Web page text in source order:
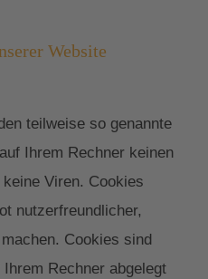
Website
teilweise so genannte
Ihrem Rechner keinen
Viren. Cookies
nutzerfreundlicher,
Cookies sind
Rechner abgelegt